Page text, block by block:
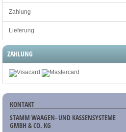
Zahlung
Lieferung
ZAHLUNG
KONTAKT
STAMM WAAGEN- UND KASSENSYSTEME
GMBH & CO. KG